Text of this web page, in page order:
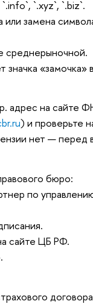
`.xyz`, `.biz`.
замена
среднерыночной.
«замочка»
адрес на сайте
) и проверьте
нет —
бюро:
по
сайте ЦБ РФ.